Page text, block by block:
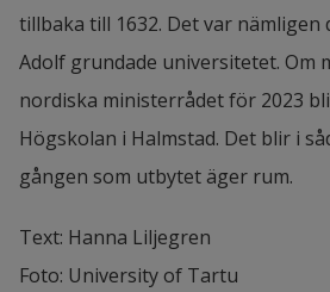
tillbaka till 1632. Det var nämligen
Adolf grundade universitetet. Om
nordiska ministerrådet för 2023
Högskolan i Halmstad. Det blir i
gången som utbytet äger rum.
Text: Hanna Liljegren
Foto: University of Tartu